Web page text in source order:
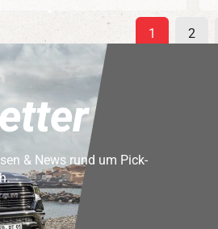
1 2
& News rund um Pick-